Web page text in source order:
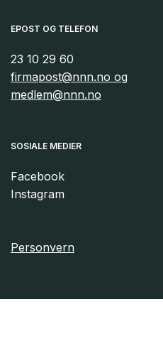
EPOST OG TELEFON
23 10 29 60
firmapost@nnn.no og
medlem@nnn.no
SOSIALE MEDIER
Facebook
Instagram
Personvern